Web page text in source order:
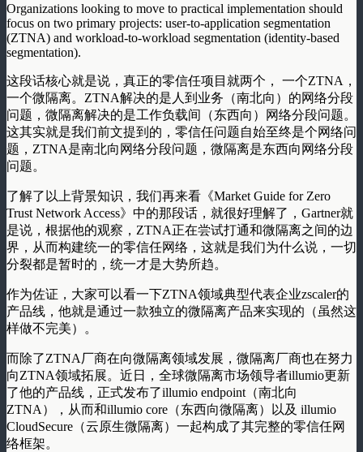
Organizations looking to move to practical implementation should
focus on two primary projects: user-to-application segmentation
(ZTNA) and workload-to-workload segmentation (identity-based
segmentation).
这段话核心就是说，真正的零信任项目就两个， 一个ZTNA，
一个微隔离。ZTNA解决的是人到业务（南北向）的网络分段
问题，微隔离解决的是工作负载间（东西向）网络分段问题。
这其实就是我们前文提到的，零信任问题自始至终是个网络问
题，ZTNA是南北向网络分段问题，微隔离是东西向网络分段
问题。
了解了以上背景知识，我们再来看《Market Guide for Zero
Trust Network Access》中的那段话，就很好理解了，Gartner就
是说，根据他的观察，ZTNA正在尝试打通和微隔离之间的边
界，从而构建统一的零信任网络，这就是我们为什么说，一切
分裂都是暂时的，统一才是大势所趋。
作为佐证，大家可以看一下ZTNA领域典型代表企业zscaler的
产品线，他就是通过一款独立的微隔离产品来实现的（虽然这
样做不完美）。
而除了ZTNA厂商在向微隔离领域发展，微隔离厂商也在努力
向ZTNA领域拓展。近日，全球微隔离市场领导者illumio更新
了他的产品线，正式发布了illumio endpoint（南北向
ZTNA），从而和illumio core（东西向微隔离）以及 illumio
CloudSecure（云原生微隔离）一起构成了其完整的零信任网
络框架。